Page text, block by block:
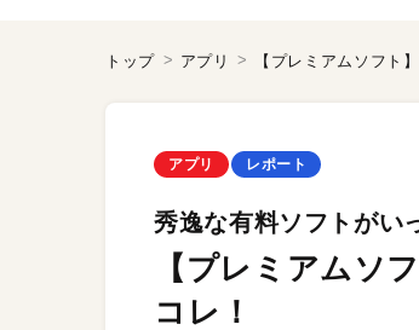
トップ アプリ 【プレミアムソフト
アプリ レポート
秀逸な有料ソフトがい
【プレミアムソ
コレ！